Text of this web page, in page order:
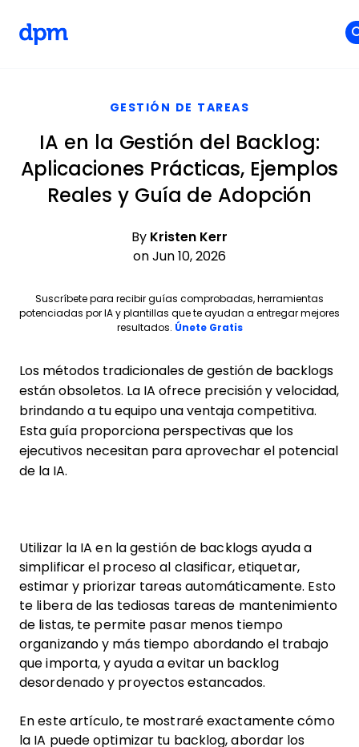
GESTIÓN DE TAREAS
IA en la Gestión del Backlog:
Aplicaciones Prácticas, Ejemplos
Reales y Guía de Adopción
By Kristen Kerr
on Jun 10, 2026
Suscríbete para recibir guías comprobadas, herramientas
potenciadas por IA y plantillas que te ayudan a entregar mejores
resultados. Únete GratisOpens new window
Los métodos tradicionales de gestión de backlogs
están obsoletos. La IA ofrece precisión y velocidad,
brindando a tu equipo una ventaja competitiva.
Esta guía proporciona perspectivas que los
ejecutivos necesitan para aprovechar el potencial
de la IA.
Utilizar la IA en la gestión de backlogs ayuda a
simplificar el proceso al clasificar, etiquetar,
estimar y priorizar tareas automáticamente. Esto
te libera de las tediosas tareas de mantenimiento
de listas, te permite pasar menos tiempo
organizando y más tiempo abordando el trabajo
que importa, y ayuda a evitar un backlog
desordenado y proyectos estancados.
En este artículo, te mostraré exactamente cómo
la IA puede optimizar tu backlog, abordar los